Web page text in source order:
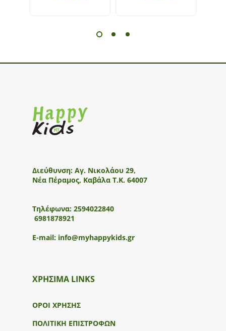
Διεύθυνση: Αγ. Νικολάου 29,
Νέα Πέραμος, Καβάλα Τ.Κ. 64007
Τηλέφωνα: 2594022840
6981878921
E-mail: info@myhappykids.gr
ΧΡΗΣΙΜΑ LINKS
ΟΡΟΙ ΧΡΗΣΗΣ
ΠΟΛΙΤΙΚΗ ΕΠΙΣΤΡΟΦΩΝ